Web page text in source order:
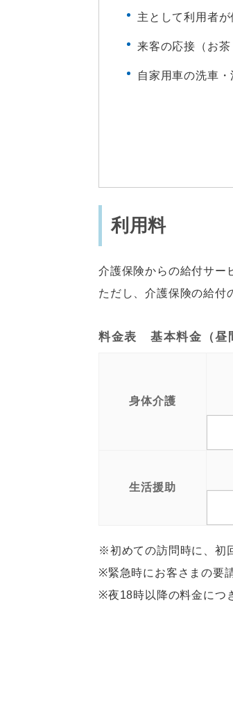
主として利用者
来客の応接（お茶
自家用車の洗車・
利用料
介護保険からの給付サー
ただし、介護保険の給付
料金表 基本料金（昼
身体介護
生活援助
※初めての訪問時に、初
※緊急時にお客さまの要
※夜18時以降の料金につ